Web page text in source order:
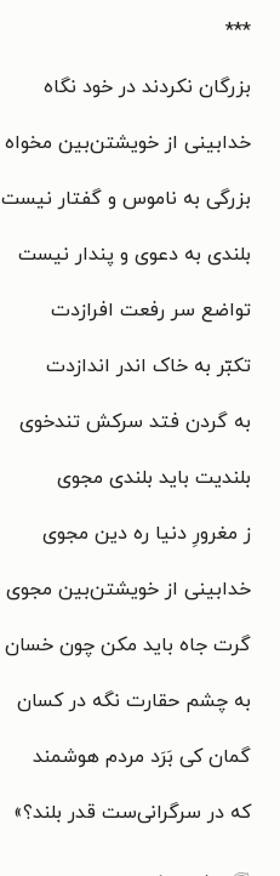
***
بزرگان نکردند در خود نگاه
خدابینی از خویشتن‌بین مخواه
بزرگی به ناموس و گفتار نیست
بلندی به دعوی و پندار نیست
تواضع سر رفعت افرازدت
تکبّر به خاک اندر اندازدت
به گردن فتد سرکش تندخوی
بلندیت باید بلندی مجوی
ز مغرورِ دنیا ره دین مجوی
خدابینی از خویشتن‌بین مجوی
گرت جاه باید مکن چون خسان
به چشم حقارت نگه در کسان
گمان کی بَرَد مردم هوشمند
که در سرگرانی‌ست قدر بلند؟»